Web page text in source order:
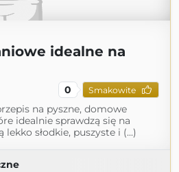
idealne na
0 Smakowite
na pyszne, domowe
idealnie sprawdzą się na
słodkie, puszyste i (...)